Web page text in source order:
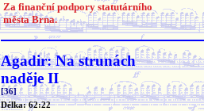
Za finanční podpory statutárního
města Brna.
Agadir: Na strunách
naděje II
[36]
Délka: 62:22